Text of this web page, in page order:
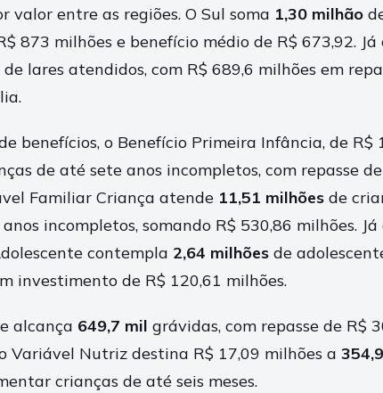
valor entre as regiões. O Sul soma 1,30 milhão
873 milhões e benefício médio de R$ 673,92. Já
de lares atendidos, com R$ 689,6 milhões em
benefícios, o Benefício Primeira Infância, de R$
de até sete anos incompletos, com repasse
Familiar Criança atende 11,51 milhões de
incompletos, somando R$ 530,86 milhões. Já
contempla 2,64 milhões de
investimento de R$ 120,61 milhões.
alcança 649,7 mil grávidas, com repasse de R$
Variável Nutriz destina R$ 17,09 milhões a
crianças de até seis meses.